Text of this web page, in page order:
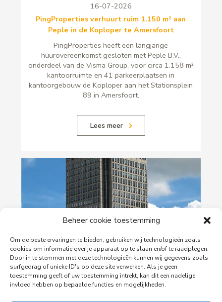
Beheer cookie toestemming
Om de beste ervaringen te bieden, gebruiken wij technologieën zoals
cookies om informatie over je apparaat op te slaan en/of te raadplegen.
Door in te stemmen met deze technologieën kunnen wij gegevens zoals
surfgedrag of unieke ID's op deze site verwerken. Als je geen
toestemming geeft of uw toestemming intrekt, kan dit een nadelige
invloed hebben op bepaalde functies en mogelijkheden.
16-07-2026
PingProperties verhuurt ruim 1.150 m² aan
Peple in de Koploper te Amersfoort
PingProperties heeft een langjarige
huurovereenkomst gesloten met Peple B.V.,
onderdeel van de Visma Group, voor circa 1.158 m²
kantoorruimte en 41 parkeerplaatsen in
kantoorgebouw de Koploper aan het Stationsplein
89 in Amersfoort.
Lees meer
29-06-2026
PingProperties verhuist haar hoofdkantoor naar
de Rembrandttoren in Amsterdam